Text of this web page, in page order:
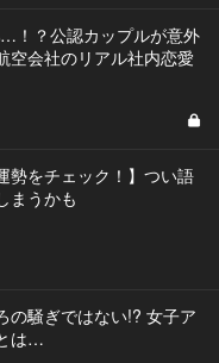
！？公認カップルが意外
空会社のリアル社内恋愛
勢をチェック！】つい語
まうかも
の騒ぎではない!? 女子ア
は…